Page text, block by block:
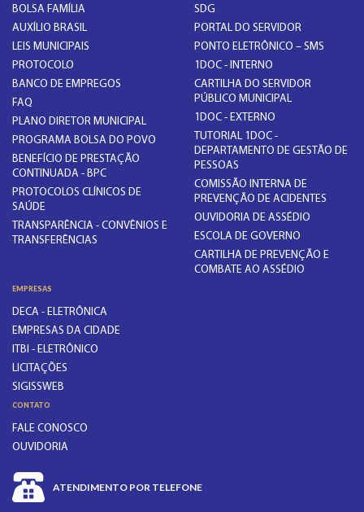
BOLSA FAMÍLIA
AUXÍLIO BRASIL
LEIS MUNICIPAIS
PROTOCOLO
BANCO DE EMPREGOS
FAQ
PLANO DIRETOR MUNICIPAL
PROGRAMA BOLSA DO POVO
BENEFÍCIO DE PRESTAÇÃO
CONTINUADA - BPC
PROTOCOLOS CLÍNICOS DE
SAÚDE
TRANSPARÊNCIA - CONVÊNIOS E
TRANSFERÊNCIAS
SDG
PORTAL DO SERVIDOR
PONTO ELETRÔNICO – SMS
1DOC - INTERNO
CARTILHA DO SERVIDOR
PÚBLICO MUNICIPAL
1DOC - EXTERNO
TUTORIAL 1DOC -
DEPARTAMENTO DE GESTÃO DE
PESSOAS
COMISSÃO INTERNA DE
PREVENÇÃO DE ACIDENTES
OUVIDORIA DE ASSÉDIO
ESCOLA DE GOVERNO
CARTILHA DE PREVENÇÃO E
COMBATE AO ASSÉDIO
EMPRESAS
DECA - ELETRÔNICA
EMPRESAS DA CIDADE
ITBI - ELETRÔNICO
LICITAÇÕES
SIGISSWEB
CONTATO
FALE CONOSCO
OUVIDORIA
ATENDIMENTO POR TELEFONE